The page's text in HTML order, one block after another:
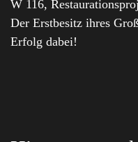
W 116,
Der Erstbesitz ihres
Erfolg dabei!